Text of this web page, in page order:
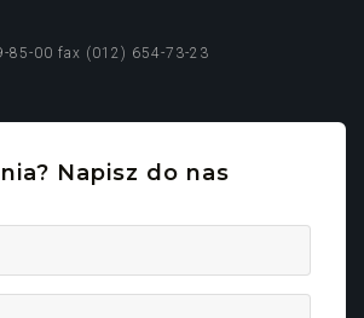
85-00 fax (012) 654-73-23
Napisz do nas